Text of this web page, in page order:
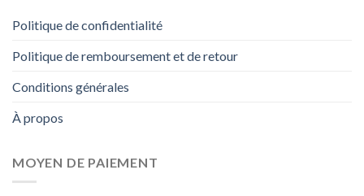
Politique de confidentialité
Politique de remboursement et de retour
Conditions générales
À propos
MOYEN DE PAIEMENT